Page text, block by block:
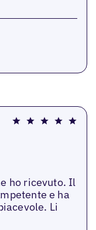
ho ricevuto. Il
e ha
Li